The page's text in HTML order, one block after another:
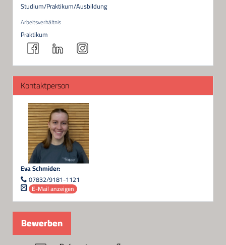
Studium/Praktikum/Ausbildung
Arbeitsverhältnis
Praktikum
Kontaktperson
Eva Schmider:
07832/9181-1121
E-Mail anzeigen
Bewerben